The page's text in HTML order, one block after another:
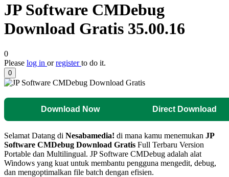
JP Software CMDebug
Download Gratis 35.00.16
0
Please log in orregisterto do it.
0
Download Now Direct Download
Selamat Datang di Nesabamedia! di mana kamu menemukan JP
Software CMDebug Download Gratis Full Terbaru Version
Portable dan Multilingual. JP Software CMDebug adalah alat
Windows yang kuat untuk membantu pengguna mengedit, debug,
dan mengoptimalkan file batch dengan efisien.